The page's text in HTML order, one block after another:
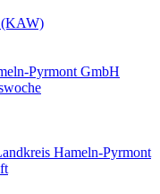
(KAW)
Pyrmont GmbH
Hameln-Pyrmont